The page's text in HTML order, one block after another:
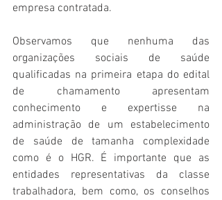
empresa contratada.
Observamos que nenhuma das
organizações sociais de saúde
qualificadas na primeira etapa do edital
de chamamento apresentam
conhecimento e expertisse na
administração de um estabelecimento
de saúde de tamanha complexidade
como é o HGR. É importante que as
entidades representativas da classe
trabalhadora, bem como, os conselhos